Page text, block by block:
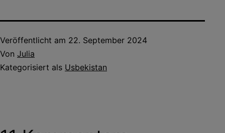
Veröffentlicht am 22. September 2024
Von Julia
Kategorisiert als Usbekistan